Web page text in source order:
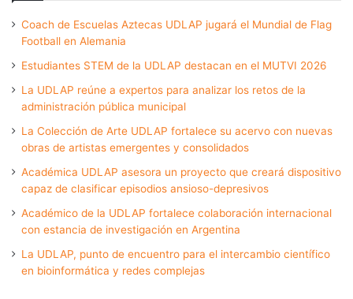
Coach de Escuelas Aztecas UDLAP jugará el Mundial de Flag
Football en Alemania
Estudiantes STEM de la UDLAP destacan en el MUTVI 2026
La UDLAP reúne a expertos para analizar los retos de la
administración pública municipal
La Colección de Arte UDLAP fortalece su acervo con nuevas
obras de artistas emergentes y consolidados
Académica UDLAP asesora un proyecto que creará dispositivo
capaz de clasificar episodios ansioso-depresivos
Académico de la UDLAP fortalece colaboración internacional
con estancia de investigación en Argentina
La UDLAP, punto de encuentro para el intercambio científico
en bioinformática y redes complejas